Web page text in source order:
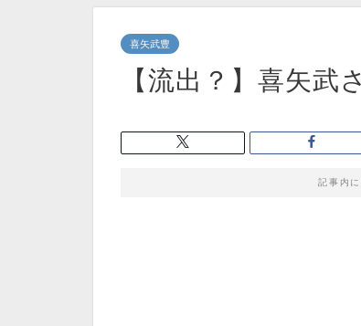
喜矢武豊
【流出？】喜矢
記事内